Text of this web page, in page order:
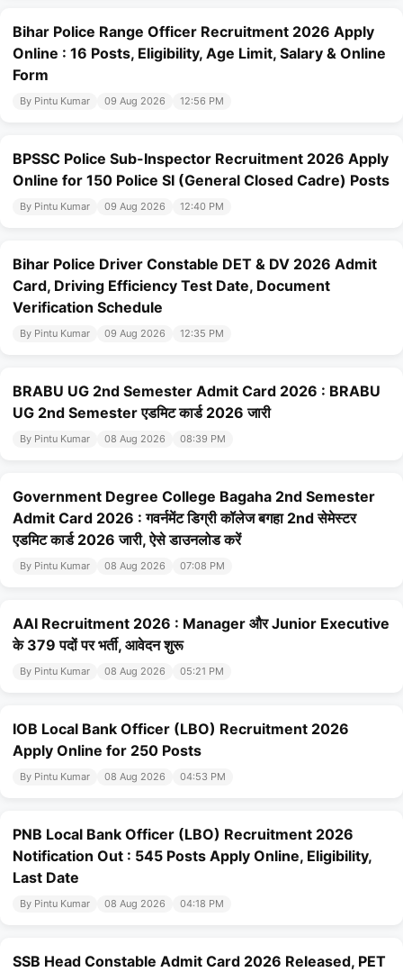
Bihar Police Range Officer Recruitment 2026 Apply
Online : 16 Posts, Eligibility, Age Limit, Salary & Online
Form
By Pintu Kumar 09 Aug 2026 12:56 PM
BPSSC Police Sub-Inspector Recruitment 2026 Apply
Online for 150 Police SI (General Closed Cadre) Posts
By Pintu Kumar 09 Aug 2026 12:40 PM
Bihar Police Driver Constable DET & DV 2026 Admit
Card, Driving Efficiency Test Date, Document
Verification Schedule
By Pintu Kumar 09 Aug 2026 12:35 PM
BRABU UG 2nd Semester Admit Card 2026 : BRABU
UG 2nd Semester एडमिट कार्ड 2026 जारी
By Pintu Kumar 08 Aug 2026 08:39 PM
Government Degree College Bagaha 2nd Semester
Admit Card 2026 : गवर्नमेंट डिग्री कॉलेज बगहा 2nd सेमेस्टर
एडमिट कार्ड 2026 जारी, ऐसे डाउनलोड करें
By Pintu Kumar 08 Aug 2026 07:08 PM
AAI Recruitment 2026 : Manager और Junior Executive
के 379 पदों पर भर्ती, आवेदन शुरू
By Pintu Kumar 08 Aug 2026 05:21 PM
IOB Local Bank Officer (LBO) Recruitment 2026
Apply Online for 250 Posts
By Pintu Kumar 08 Aug 2026 04:53 PM
PNB Local Bank Officer (LBO) Recruitment 2026
Notification Out : 545 Posts Apply Online, Eligibility,
Last Date
By Pintu Kumar 08 Aug 2026 04:18 PM
SSB Head Constable Admit Card 2026 Released, PET